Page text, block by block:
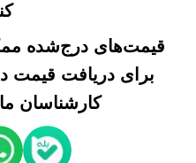
قیمت‌های درج‌شده
برای دریافت قیمت
کارشناسان